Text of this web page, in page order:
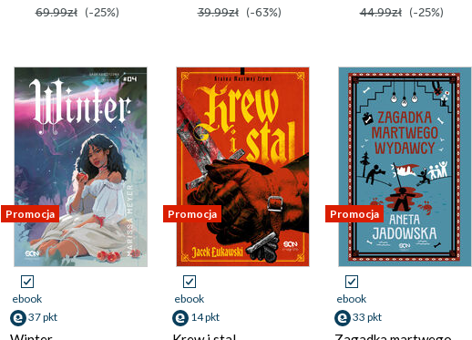
69.99zł (-25%) 39.99zł (-63%) 44.99zł (-25%)
Promocja
ebook
37 pkt
Promocja
ebook
14 pkt
Promocja
ebook
33 pkt